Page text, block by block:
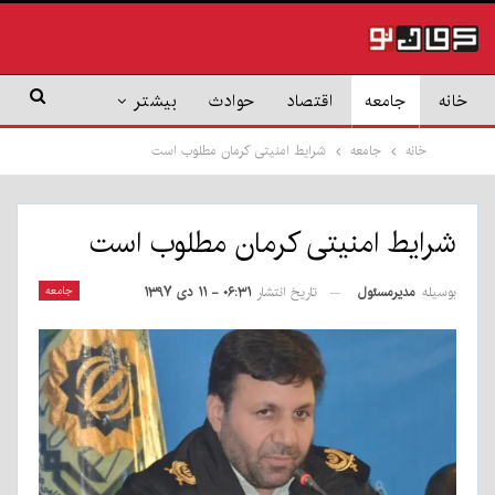
خانه جامعه اقتصاد حوادث بیشتر
خانه جامعه شرایط امنیتی کرمان مطلوب است
شرایط امنیتی کرمان مطلوب است
جامعه بوسیله مدیرمسئول تاریخ انتشار ۰۶:۳۱ - ۱۱ دی ۱۳۹۷